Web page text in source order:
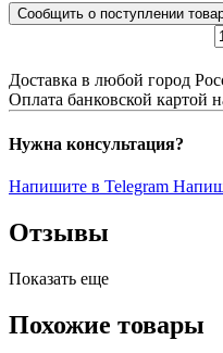
Сообщить о поступлении
Доставка в любой город
Оплата банковской картой
Нужна консультация?
Напишите в Telegram
Отзывы
Показать еще
Похожие товары